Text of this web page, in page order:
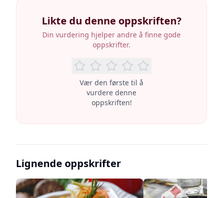
Likte du denne oppskriften?
Din vurdering hjelper andre å finne gode
oppskrifter.
Vær den første til å
vurdere denne
oppskriften!
Lignende oppskrifter